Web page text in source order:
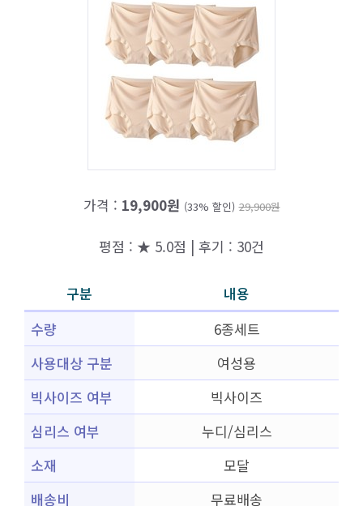
가격 : 19,900원 (33% 할인) 29,900원
평점 : ★ 5.0점 | 후기 : 30건
구분
내용
수량
6종세트
사용대상 구분
여성용
빅사이즈 여부
빅사이즈
심리스 여부
누디/심리스
소재
모달
배송비
무료배송